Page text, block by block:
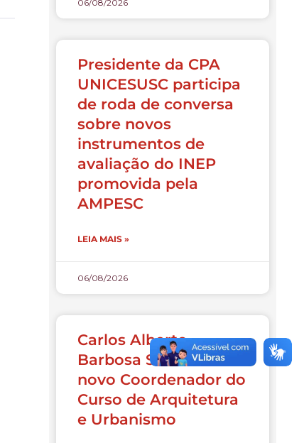
06/08/2026
Presidente da CPA
UNICESUSC participa
de roda de conversa
sobre novos
instrumentos de
avaliação do INEP
promovida pela
AMPESC
LEIA MAIS »
06/08/2026
Carlos Alberto
Barbosa Souza é o
novo Coordenador do
Curso de Arquitetura
e Urbanismo